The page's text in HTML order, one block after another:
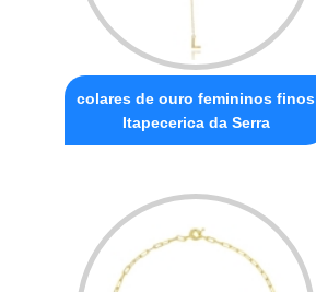
colares de ouro femininos finos
Itapecerica da Serra